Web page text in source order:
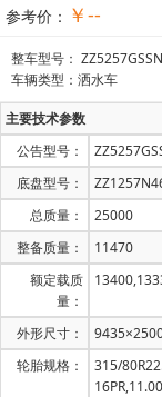
参考价： ￥--
整车型号：
车辆类型：洒水车
主要技术参数
公告型号：
底盘型号：
总质量：
25000
整备质量：
11470
额定载质
量：
外形尺寸：
轮胎规格：
315/